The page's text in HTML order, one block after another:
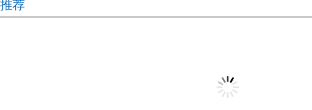
推荐